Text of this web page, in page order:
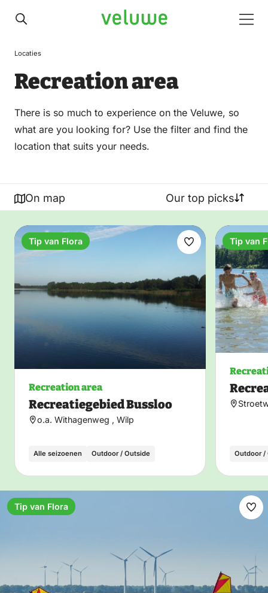
Veluwe
Locaties
Recreation area
There is so much to experience on the Veluwe, so
what are you looking for? Use the filter and find the
location that suits your needs.
On map Our top picks
Recreation area
Recreatiegebied Bussloo
o.a. Withagenweg , Wilp
Alle seizoenen Outdoor / Outside
Tip van Flora
Make
favorite
Outdoor /
Tip van
Tip van Flora